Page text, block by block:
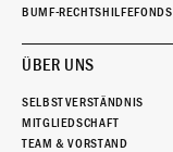
BUMF-RECHTSHILFEFONDS
ÜBER UNS
SELBSTVERSTÄNDNIS
MITGLIEDSCHAFT
TEAM & VORSTAND